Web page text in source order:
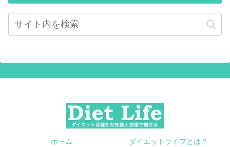
ホーム ダイエットライフとは？